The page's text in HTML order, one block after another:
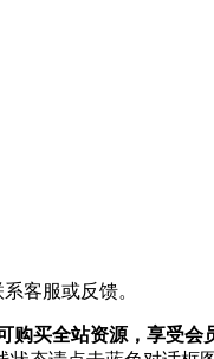
客服或反馈。
购买全站资源，享受